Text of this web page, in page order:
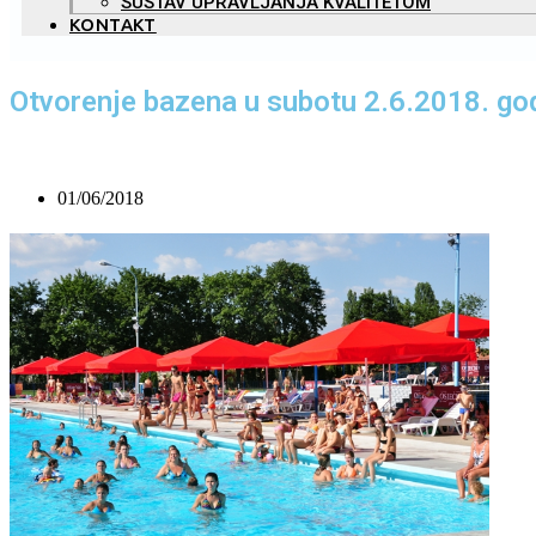
KONTAKT
Otvorenje bazena u subotu 2.6.2018.
01/06/2018